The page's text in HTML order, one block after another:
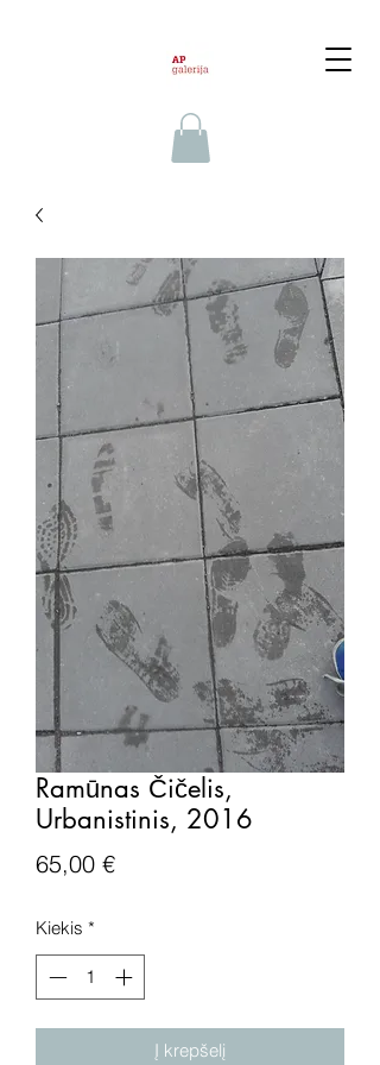
Ramūnas Čičelis,
Urbanistinis, 2016
65,00 €Price
Kiekis *
Į krepšelį